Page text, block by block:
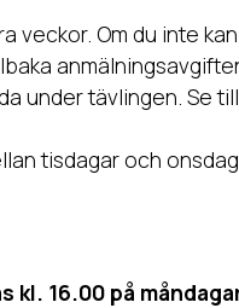
veckor. Om du inte
under tävlingen. Se
tisdagar och
16.00 på